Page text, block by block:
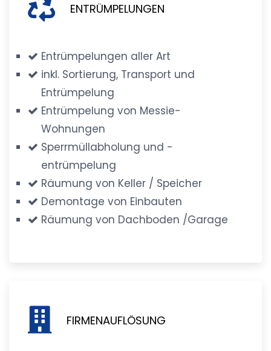
ENTRÜMPELUNGEN
Entrümpelungen aller Art
inkl. Sortierung, Transport und
Entrümpelung
Entrümpelung von Messie-
Wohnungen
Sperrmüllabholung und -
entrümpelung
Räumung von Keller / Speicher
Demontage von Einbauten
Räumung von Dachboden /Garage
FIRMENAUFLÖSUNG